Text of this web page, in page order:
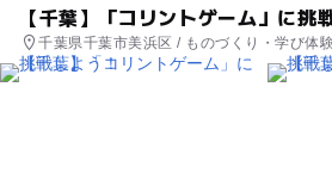
【千葉】「コリントゲーム」に挑
千葉県千葉市美浜区 / ものづくり・学び体